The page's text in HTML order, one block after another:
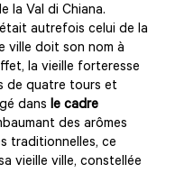
la Val di Chiana.
autrefois celui de la
ville doit son nom à
la vieille forteresse
de quatre tours et
dans le cadre
des arômes
traditionnelles, ce
vieille ville, constellée